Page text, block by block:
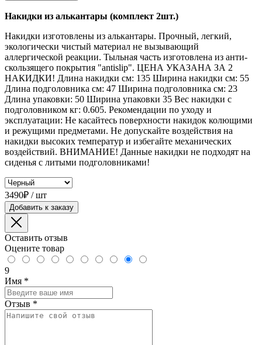
Накидки из алькантары (комплект 2шт.)
Накидки изготовлены из алькантары. Прочный, легкий,
экологически чистый материал не вызывающий
аллергической реакции. Тыльная часть изготовлена из анти-
скользящего покрытия "antislip". ЦЕНА УКАЗАНА ЗА 2
НАКИДКИ! Длина накидки см: 135 Ширина накидки см: 55
Длина подголовника см: 47 Ширина подголовника см: 23
Длина упаковки: 50 Ширина упаковки 35 Вес накидки с
подголовником кг: 0.605. Рекомендации по уходу и
эксплуатации: Не касайтесь поверхности накидок колющими
и режущими предметами. Не допускайте воздействия на
накидки высоких температур и избегайте механических
воздействий. ВНИМАНИЕ! Данные накидки не подходят на
сиденья с литыми подголовниками!
3490₽ / шт
Добавить к заказу
Оставить отзыв
Оцените товар
9
Имя *
Отзыв *